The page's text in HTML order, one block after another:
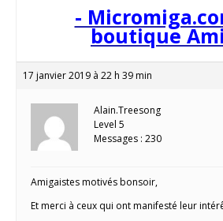
-
boutique
17 janvier 2019 à 22 h 39 min
Alain.Treesong
Level 5
Messages : 230
Amigaistes motivés bonsoir,
Et merci à ceux qui ont manifesté leur